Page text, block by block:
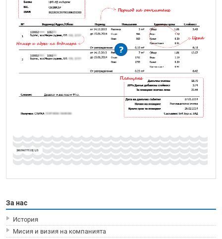
За нас
История
Мисия и визия на компанията